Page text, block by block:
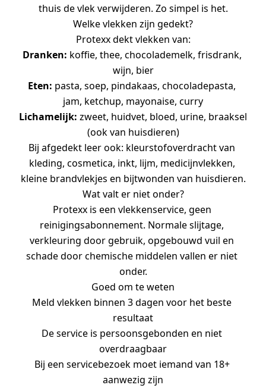
thuis de vlek verwijderen. Zo simpel is het.
Welke vlekken zijn gedekt?
Protexx dekt vlekken van:
Dranken: koffie, thee, chocolademelk, frisdrank,
wijn, bier
Eten: pasta, soep, pindakaas, chocoladepasta,
jam, ketchup, mayonaise, curry
Lichamelijk: zweet, huidvet, bloed, urine, braaksel
(ook van huisdieren)
Bij afgedekt leer ook: kleurstofoverdracht van
kleding, cosmetica, inkt, lijm, medicijnvlekken,
kleine brandvlekjes en bijtwonden van huisdieren.
Wat valt er niet onder?
Protexx is een vlekkenservice, geen
reinigingsabonnement. Normale slijtage,
verkleuring door gebruik, opgebouwd vuil en
schade door chemische middelen vallen er niet
onder.
Goed om te weten
Meld vlekken binnen 3 dagen voor het beste
resultaat
De service is persoonsgebonden en niet
overdraagbaar
Bij een servicebezoek moet iemand van 18+
aanwezig zijn